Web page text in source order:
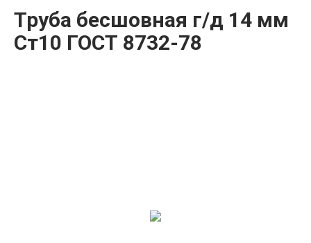
Труба бесшовная г/д 14 мм
Ст10 ГОСТ 8732-78